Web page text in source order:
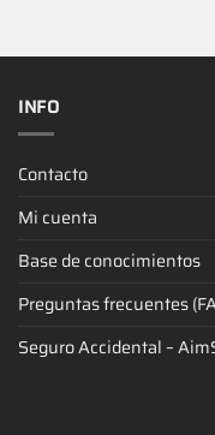
INFO
Contacto
Mi cuenta
Base de conocimientos
Preguntas frecuentes
Seguro Accidental –